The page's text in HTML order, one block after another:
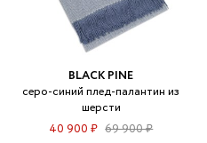
BLACK PINE
серо-синий плед-палантин из
шерсти
40 900 ₽ 69 900 ₽